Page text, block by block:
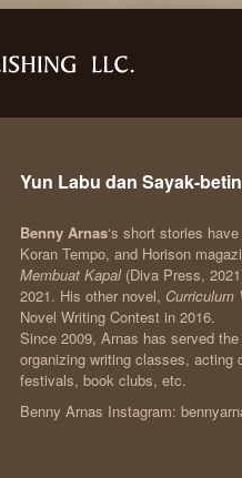
Yun Labu dan Sayak-
Benny Arnas‘s short stories
Koran Tempo, and Horison
Membuat Kapal(Diva Press,
2021. His other novel, Curriculum
Novel Writing Contest in 2016.
Since 2009, Arnas has served
organizing writing classes,
festivals, book clubs, etc.
Benny Arnas Instagram: